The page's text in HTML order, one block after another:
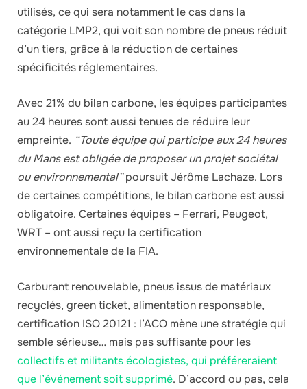
utilisés, ce qui sera notamment le cas dans la
catégorie LMP2, qui voit son nombre de pneus réduit
d’un tiers, grâce à la réduction de certaines
spécificités réglementaires.
Avec 21% du bilan carbone, les équipes participantes
au 24 heures sont aussi tenues de réduire leur
empreinte. “Toute équipe qui participe aux 24 heures
du Mans est obligée de proposer un projet sociétal
ou environnemental”poursuit Jérôme Lachaze. Lors
de certaines compétitions, le bilan carbone est aussi
obligatoire. Certaines équipes – Ferrari, Peugeot,
WRT – ont aussi reçu la certification
environnementale de la FIA.
Carburant renouvelable, pneus issus de matériaux
recyclés, green ticket, alimentation responsable,
certification ISO 20121 : l’ACO mène une stratégie qui
semble sérieuse… mais pas suffisante pour les
collectifs et militants écologistes, qui préféreraient
que l’événement soit supprimé. D’accord ou pas, cela